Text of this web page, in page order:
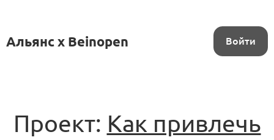
Альянс x Beinopen Войти
Проект: Как привлечь